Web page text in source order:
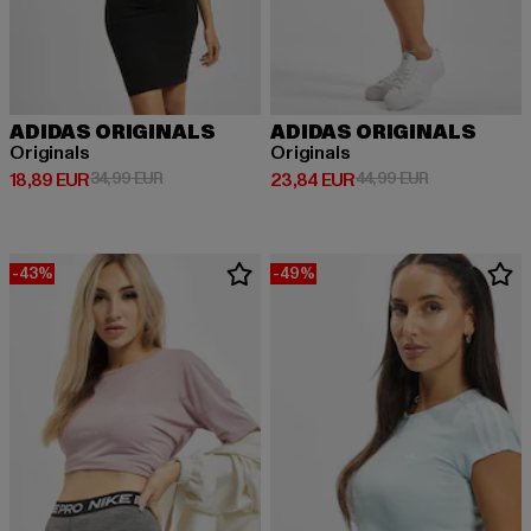
ADIDAS ORIGINALS
Originals
18,89 EUR
Derzeitiger Preis: 18,89 EUR
34,99 EURAktionspreis: 34,99 EUR
ADIDAS ORIGINALS
Originals
23,84 EUR
Derzeitiger Preis: 23,84 EUR
44,99 EURAktionspreis:
-43% -49%